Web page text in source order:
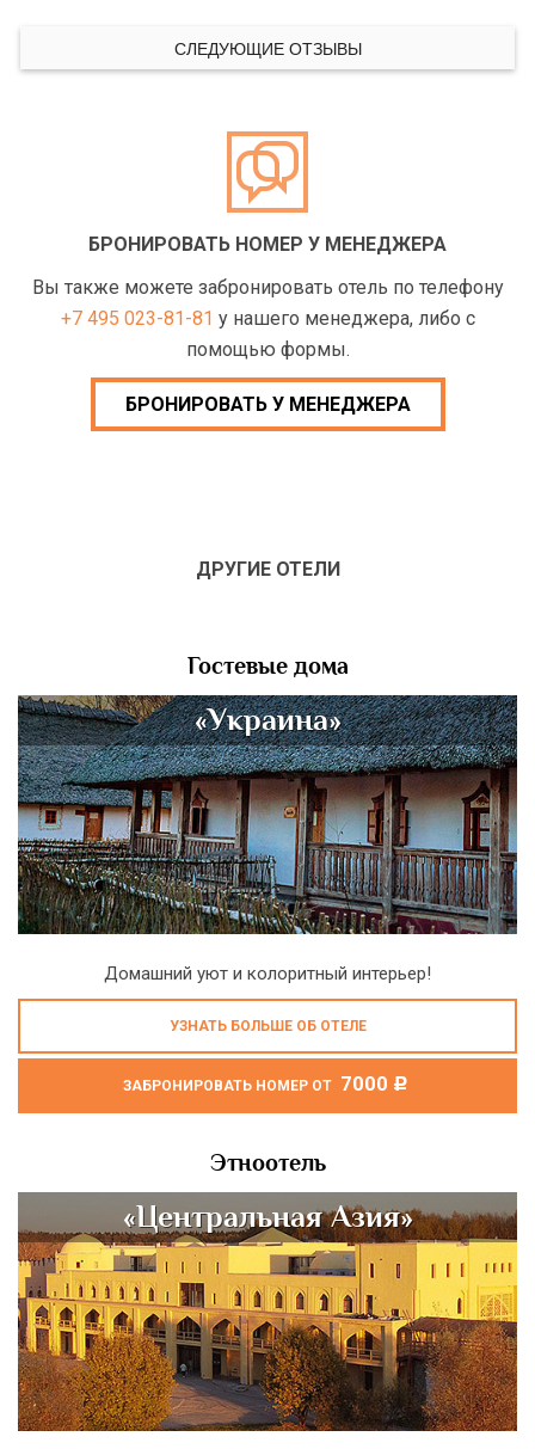
СЛЕДУЮЩИЕ ОТЗЫВЫ
БРОНИРОВАТЬ НОМЕР У МЕНЕДЖЕРА
Вы также можете забронировать отель по телефону
+7 495 023-81-81 у нашего менеджера, либо с
помощью формы.
БРОНИРОВАТЬ У МЕНЕДЖЕРА
ДРУГИЕ ОТЕЛИ
Гостевые дома
«Украина»
Домашний уют и колоритный интерьер!
УЗНАТЬ БОЛЬШЕ ОБ ОТЕЛЕ
ЗАБРОНИРОВАТЬ НОМЕР ОТ 7000 c
Этноотель
«Центральная Азия»